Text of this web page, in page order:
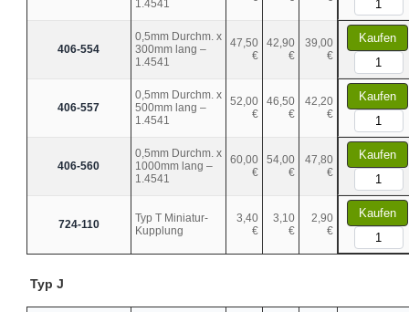
1.4541
406-554
0,5mm Durchm. x
300mm lang –
1.4541
47,50
€
42,90
€
39,00
€
Kaufen
406-557
0,5mm Durchm. x
500mm lang –
1.4541
52,00
€
46,50
€
42,20
€
Kaufen
406-560
0,5mm Durchm. x
1000mm lang –
1.4541
60,00
€
54,00
€
47,80
€
Kaufen
724-110
Typ T Miniatur-
Kupplung
3,40
€
3,10
€
2,90
€
Kaufen
Typ J